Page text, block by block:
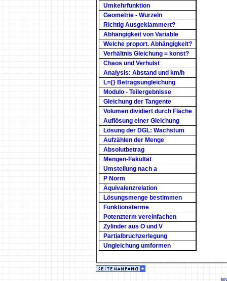
Umkehrfunktion
Geometrie - Wurzeln
Richtig Ausgeklammert?
Abhängigkeit von Variable
Welche proport. Abhängigkeit?
Verhältnis Gleichung = konst?
Chaos und Verhulst
Analysis: Abstand und km/h
L={} Betragsungleichung
Modulo - Teilergebnisse
Gleichung der Tangente
Volumen dividiert durch Fläche
Auflösung einer Gleichung
Lösung der DGL: Wachstum
Aufzählen der Menge
Absolutbetrag
Mengen-Fakultät
Umstellung nach a
P Norm
Äquivalenzrelation
Lösungsmenge bestimmen
Funktionsterme
Potenzterm vereinfachen
Zylinder aus O und V
Partialbruchzerlegung
Ungleichung umformen